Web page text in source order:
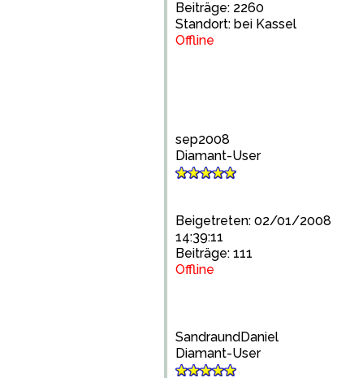
Beiträge: 2260
Standort: bei Kassel
Offline
sep2008
Diamant-User
Beigetreten: 02/01/2008
14:39:11
Beiträge: 111
Offline
SandraundDaniel
Diamant-User